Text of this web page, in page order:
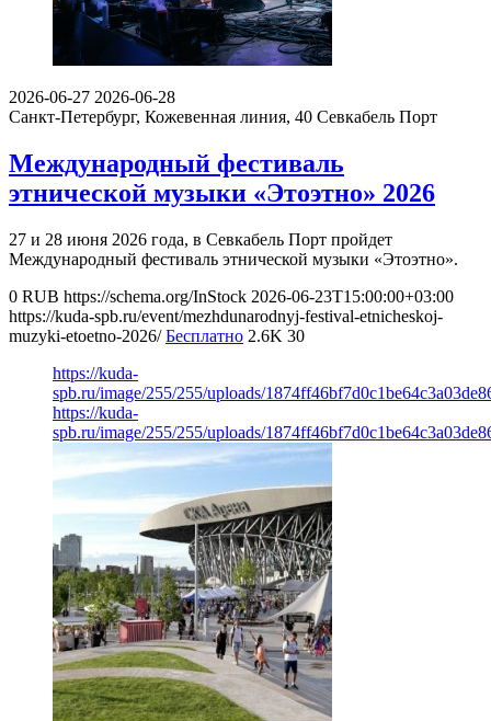
2026-06-27 2026-06-28
Санкт-Петербург, Кожевенная линия, 40 Севкабель Порт
Международный фестиваль
этнической музыки «Этоэтно» 2026
27 и 28 июня 2026 года, в Севкабель Порт пройдет
Международный фестиваль этнической музыки «Этоэтно».
0 RUB https://schema.org/InStock 2026-06-23T15:00:00+03:00
https://kuda-spb.ru/event/mezhdunarodnyj-festival-etnicheskoj-
muzyki-etoetno-2026/ Бесплатно 2.6K 30
https://kuda-
spb.ru/image/255/255/uploads/
https://kuda-
spb.ru/image/255/255/uploads/